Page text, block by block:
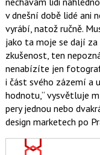
v dnešní době lidé ani
vyrábí, natož ručně.
jako ta moje se dají za
zkušenost, ten
nenabízíte jen
i část svého zázemí a
hodnotu, vysvětluje
pery jednou nebo
design marketech po